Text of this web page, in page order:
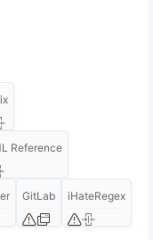
Reference
GitLab iHateRegex